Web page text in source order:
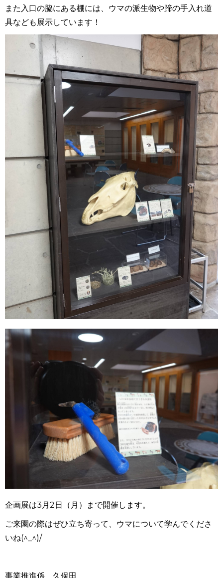
また入口の脇にある棚には、ウマの派生物や蹄の手入れ道
具なども展示しています！
企画展は3月2日（月）まで開催します。
ご来園の際はぜひ立ち寄って、ウマについて学んでくださ
いね(^_^)/
事業推進係 久保田